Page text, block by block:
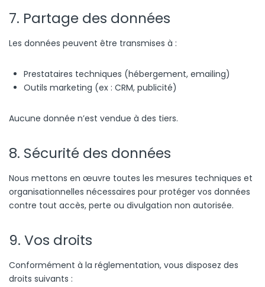
7. Partage des données
Les données peuvent être transmises à :
Prestataires techniques (hébergement, emailing)
Outils marketing (ex : CRM, publicité)
Aucune donnée n’est vendue à des tiers.
8. Sécurité des données
Nous mettons en œuvre toutes les mesures techniques et
organisationnelles nécessaires pour protéger vos données
contre tout accès, perte ou divulgation non autorisée.
9. Vos droits
Conformément à la réglementation, vous disposez des
droits suivants :